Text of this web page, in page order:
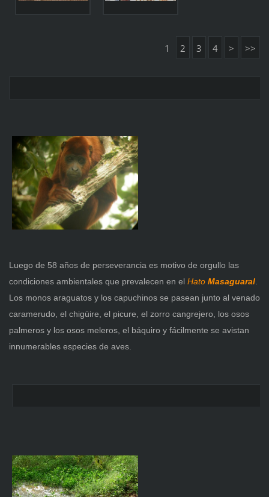
1 2 3 4 > >>
Luego de 58 años de perseverancia es motivo de orgullo las
condiciones ambientales que prevalecen en el Hato Masaguaral.
Los monos araguatos y los capuchinos se pasean junto al venado
caramerudo, el chigüire, el picure, el zorro cangrejero, los osos
palmeros y los osos meleros, el báquiro y fácilmente se avistan
innumerables especies de aves.